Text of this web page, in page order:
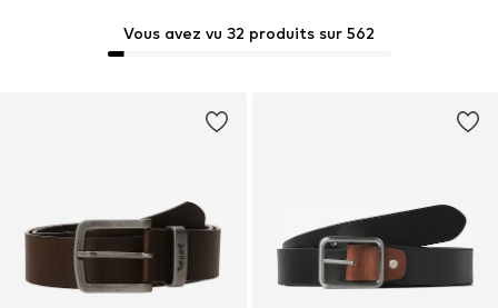
Vous avez vu 32 produits sur 562